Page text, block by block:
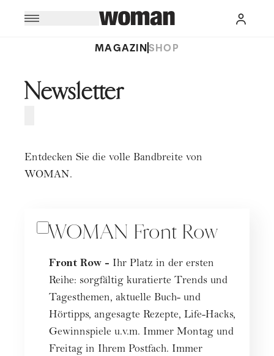
MAGAZINSHOP
Newsletter
Entdecken Sie die volle Bandbreite von
WOMAN.
WOMAN Front Row
Front Row - Ihr Platz in der ersten
Reihe: sorgfältig kuratierte Trends und
Tagesthemen, aktuelle Buch- und
Hörtipps, angesagte Rezepte, Life-Hacks,
Gewinnspiele u.v.m. Immer Montag und
Freitag in Ihrem Postfach. Immer